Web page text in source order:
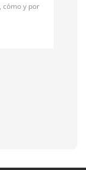
cómo y por